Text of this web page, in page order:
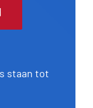
staan tot